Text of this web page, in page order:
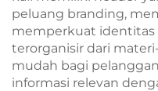
peluang branding,
memperkuat identitas
terorganisir dari
mudah bagi
informasi relevan